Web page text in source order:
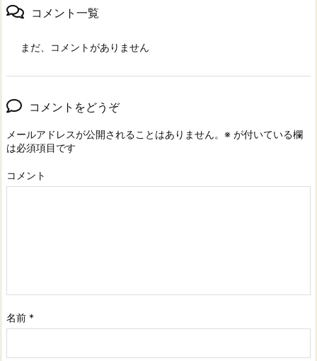
コメント一覧
まだ、コメントがありません
コメントをどうぞ
メールアドレスが公開されることはありません。 ※ が付いている欄
は必須項目です
コメント
名前 *